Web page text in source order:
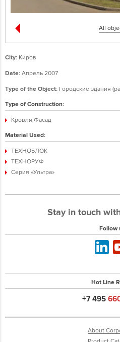
All
City: Киров
Date: Апрель 2007
Type of the Object: Городские здания
Type of Construction:
Кровля,Фасад
Material Used:
ТЕХНОБЛОК
ТЕХНОРУФ
Серия «Ультра»
Stay in touch
Follow
Hot Line
+7 495
About